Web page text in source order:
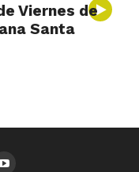
Viernes de
Santa